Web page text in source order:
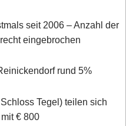
seit 2006 – Anzahl der
eingebrochen
rund 5%
Tegel) teilen sich
€ 800